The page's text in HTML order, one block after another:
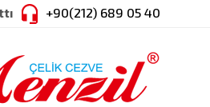
ürün bulunmamaktadır.
+90(212) 689 05 40